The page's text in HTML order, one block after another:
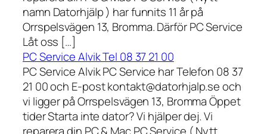
namn Datorhjälp ) har funnits 11 år på
Orrspelsvägen 13, Bromma. Därför PC Service
Låt oss […]
PC Service Alvik Tel 08 37 21 00
PC Service Alvik PC Service har Telefon 08 37
21 00 och E-post kontakt@datorhjalp.se och
vi ligger på Orrspelsvägen 13, Bromma Öppet
tider Starta inte dator? Vi hjälper dej. Vi